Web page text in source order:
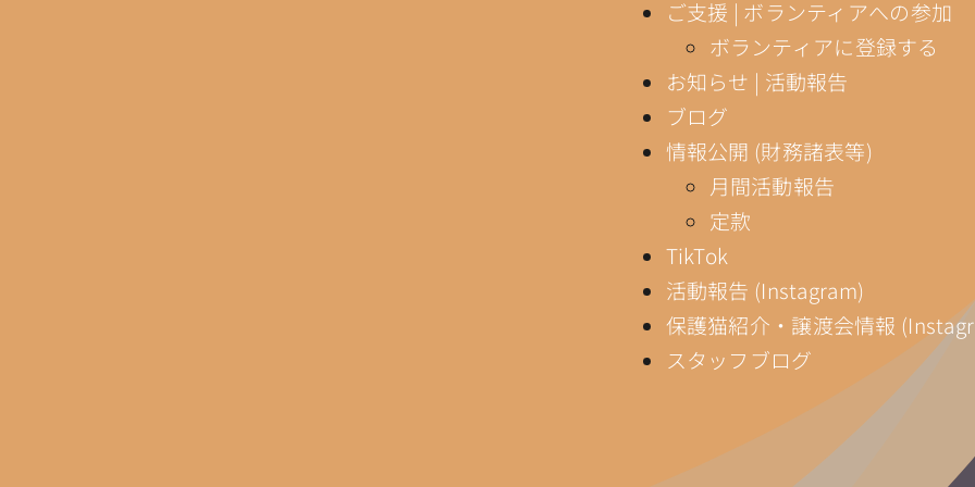
ご支援 | ボランティアへの参加
ボランティアに登録する
お知らせ | 活動報告
ブログ
情報公開 (財務諸表等)
月間活動報告
定款
TikTok
活動報告 (Instagram)
保護猫紹介・譲渡会情報
スタッフブログ